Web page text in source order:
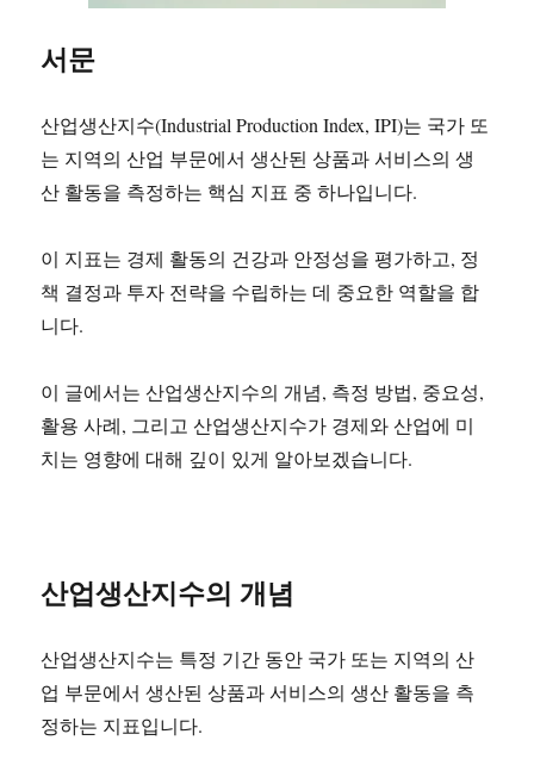
서문
산업생산지수(Industrial Production Index, IPI)는 국가 또
는 지역의 산업 부문에서 생산된 상품과 서비스의 생
산 활동을 측정하는 핵심 지표 중 하나입니다.
이 지표는 경제 활동의 건강과 안정성을 평가하고, 정
책 결정과 투자 전략을 수립하는 데 중요한 역할을 합
니다.
이 글에서는 산업생산지수의 개념, 측정 방법, 중요성,
활용 사례, 그리고 산업생산지수가 경제와 산업에 미
치는 영향에 대해 깊이 있게 알아보겠습니다.
산업생산지수의 개념
산업생산지수는 특정 기간 동안 국가 또는 지역의 산
업 부문에서 생산된 상품과 서비스의 생산 활동을 측
정하는 지표입니다.